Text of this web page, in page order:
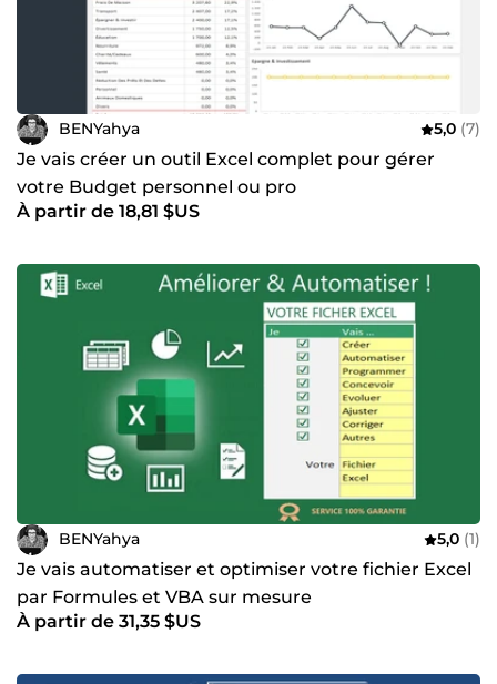
BENYahya 5,0 (7)
Je vais créer un outil Excel complet pour gérer
votre Budget personnel ou pro
À partir de 18,81 $US
BENYahya 5,0 (1)
Je vais automatiser et optimiser votre fichier Excel
par Formules et VBA sur mesure
À partir de 31,35 $US